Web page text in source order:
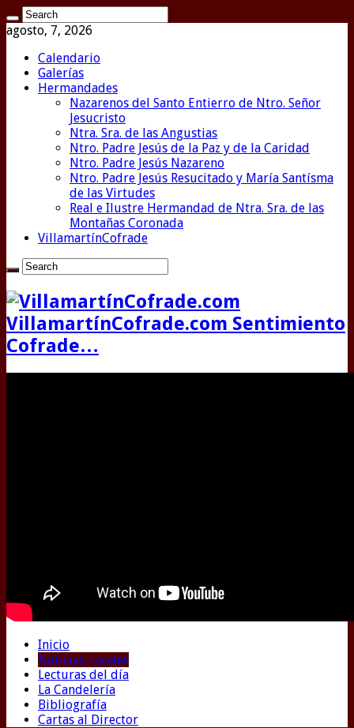
agosto, 7, 2026
Calendario
Galerías
Hermandades
Nazarenos del Santo Entierro de Ntro. Señor
Jesucristo
Ntra. Sra. de las Angustias
Ntro. Padre Jesús de la Paz y de la Caridad
Ntro. Padre Jesús Nazareno
Ntro. Padre Jesús Resucitado y María Santísma
de las Virtudes
Real e Ilustre Hermandad de Ntra. Sra. de las
Montañas Coronada
VillamartínCofrade
VillamartínCofrade.com Sentimiento
Cofrade…
Inicio
Noticias Locales
Lecturas del día
La Candelería
Bibliografía
Cartas al Director